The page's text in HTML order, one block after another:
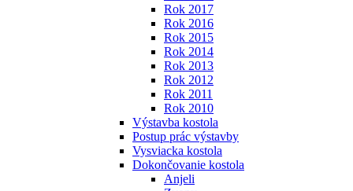
Rok 2017
Rok 2016
Rok 2015
Rok 2014
Rok 2013
Rok 2012
Rok 2011
Rok 2010
Výstavba kostola
Postup prác výstavby
Vysviacka kostola
Dokončovanie kostola
Anjeli